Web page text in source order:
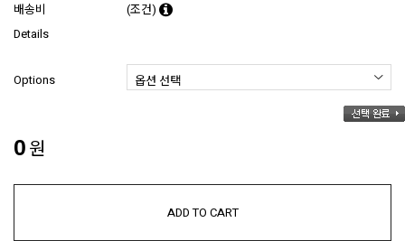
배송비
(조건)
Details
Options
0원
ADD TO CART